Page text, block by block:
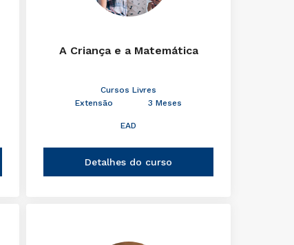
A Criança e a Matemática
Cursos Livres
Extensão
3 Meses
EAD
Detalhes do curso